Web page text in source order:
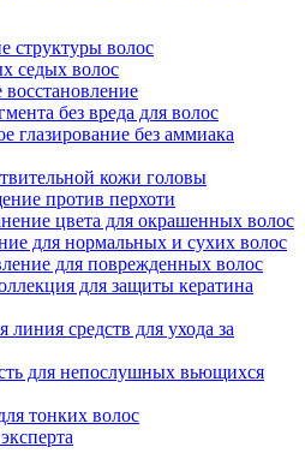
структуры волос
седых волос
без вреда для волос
глазирование без аммиака
кожи головы
против перхоти
цвета для окрашенных волос
для нормальных и сухих волос
для поврежденных волос
для защиты кератина
средств для ухода за
для непослушных вьющихся
тонких волос